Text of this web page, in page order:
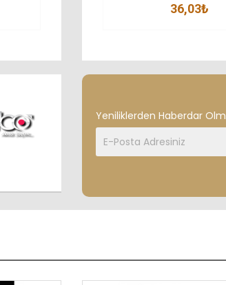
36,03₺
Yeniliklerden Haberdar